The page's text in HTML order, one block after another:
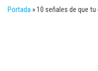
Portada »10 señales de que